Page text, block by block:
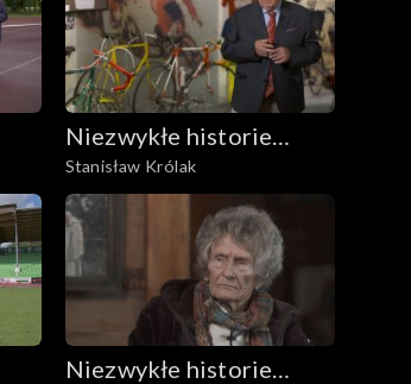
Niezwykłe historie
Biało-Czerwonych
Stanisław Królak
Niezwykłe historie